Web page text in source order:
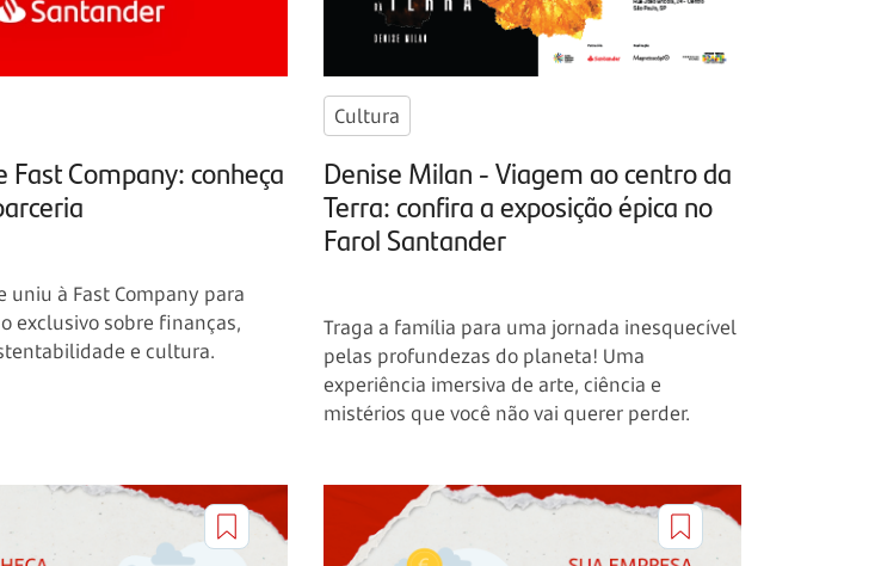
Fast Company: conheça
uniu à Fast Company para
exclusivo sobre finanças,
e cultura.
Cultura
Denise Milan - Viagem ao centro da
Terra: confira a exposição épica no
Farol Santander
Traga a família para uma jornada inesquecível
pelas profundezas do planeta! Uma
experiência imersiva de arte, ciência e
mistérios que você não vai querer perder.